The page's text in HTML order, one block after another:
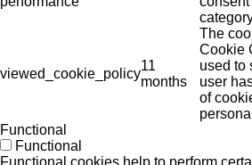
viewed_cookie_policy
11
months
The
Cookie
used to
user
of
Functional
Functional
Functional cookies help to perform